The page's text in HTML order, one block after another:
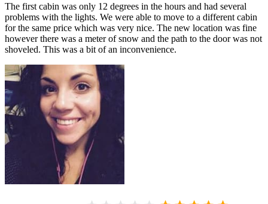
The first cabin was only 12 degrees in the hours and had several
problems with the lights. We were able to move to a different cabin
for the same price which was very nice. The new location was fine
however there was a meter of snow and the path to the door was not
shoveled. This was a bit of an inconvenience.